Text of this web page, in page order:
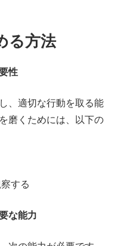
る方法
性
、適切な行動を取る能
磨くためには、以下の
する
な能力